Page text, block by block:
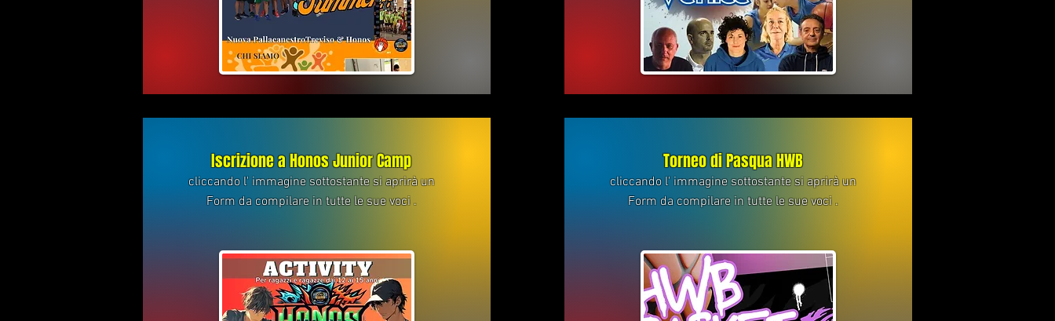
Iscrizione a Honos Junior Camp
cliccando l' immagine sottostante si aprirà un
Form da compilare in tutte le sue voci .
Torneo di Pasqua HWB
cliccando l' immagine sottostante si aprirà un
Form da compilare in tutte le sue voci .